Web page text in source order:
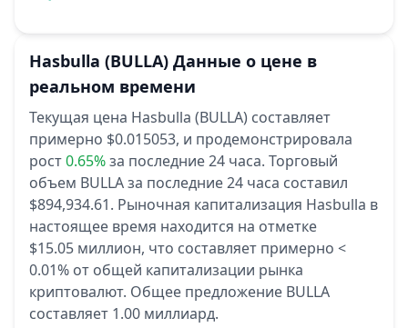
Hasbulla (BULLA) Данные о цене в
реальном времени
Текущая цена Hasbulla (BULLA) составляет
примерно $0.015053, и продемонстрировала
рост0.65%за последние 24 часа. Торговый
объем BULLA за последние 24 часа составил
$894,934.61. Рыночная капитализация Hasbulla в
настоящее время находится на отметке
$15.05 миллион, что составляет примерно <
0.01% от общей капитализации рынка
криптовалют. Общее предложение BULLA
составляет 1.00 миллиард.